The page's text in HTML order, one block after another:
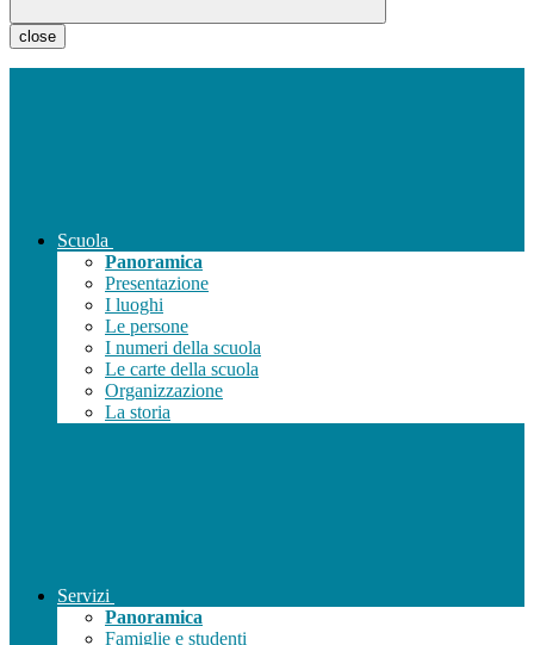
close
Scuola
Panoramica
Presentazione
I luoghi
Le persone
I numeri della scuola
Le carte della scuola
Organizzazione
La storia
Servizi
Panoramica
Famiglie e studenti